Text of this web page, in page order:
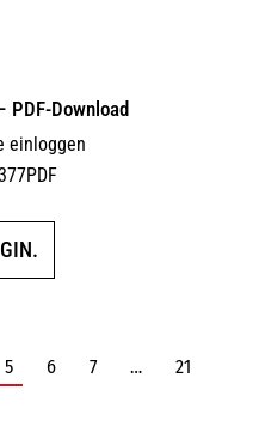
PDF-Download
einloggen
5 6 7 …
21